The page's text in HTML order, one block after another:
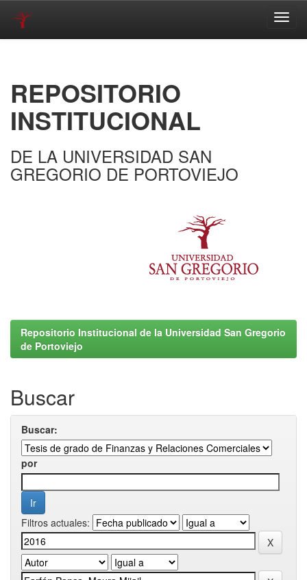
REPOSITORIO
INSTITUCIONAL
DE LA UNIVERSIDAD SAN
GREGORIO DE PORTOVIEJO
Repositorio Institucional de la Universidad San Gregorio
de Portoviejo
Buscar
Buscar:
por
Filtros actuales: